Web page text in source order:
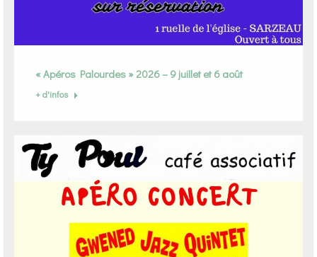
« Apéros Palourdes » 2026 – 9 juillet et 6 août
+ d'infos